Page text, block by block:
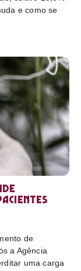
e como se
de
a Agência
uma carga